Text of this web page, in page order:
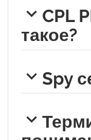
CPL
такое?
Spy